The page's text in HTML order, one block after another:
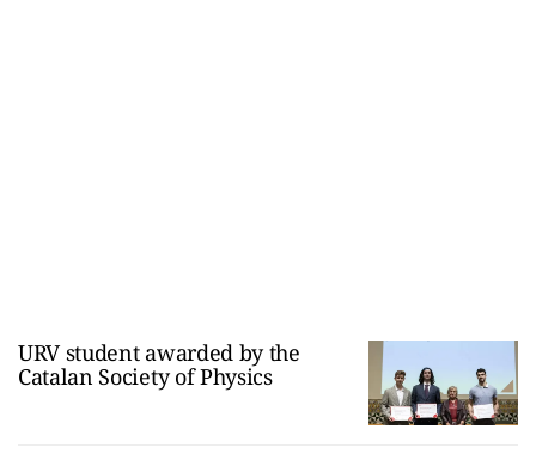
URV student awarded by the
Catalan Society of Physics